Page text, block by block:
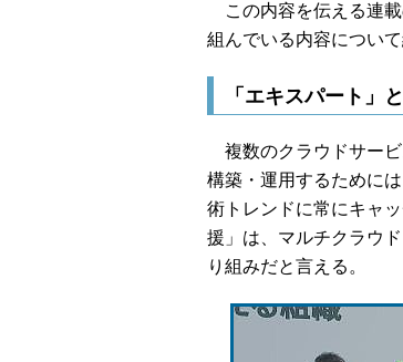
この内容を伝える連載
組んでいる内容について
「エキスパート」
複数のクラウドサービ
構築・運用するために
術トレンドに常にキャ
援」は、マルチクラウ
り組みだと言える。